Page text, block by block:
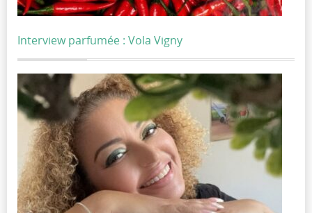
Interview parfumée : Vola Vigny